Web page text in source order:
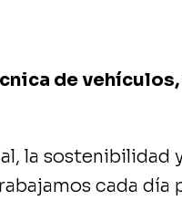
de
la sostenibilidad
cada día